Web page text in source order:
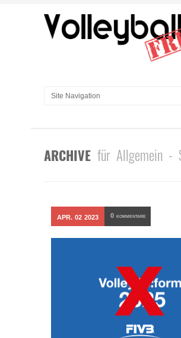
ARCHIVE für Allgemein -
APR. 02 2023 0 KOMMENTARE